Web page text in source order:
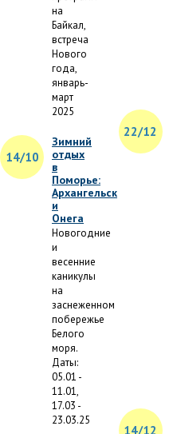
на
Байкал,
встреча
Нового
года,
январь-
март
2025
14/10
Зимний
отдых
в
Поморье:
Архангельск
и
Онега
Новогодние
и
весенние
каникулы
на
заснеженном
побережье
Белого
моря.
Даты:
05.01 -
11.01,
17.03 -
23.03.25
22/12
14/12